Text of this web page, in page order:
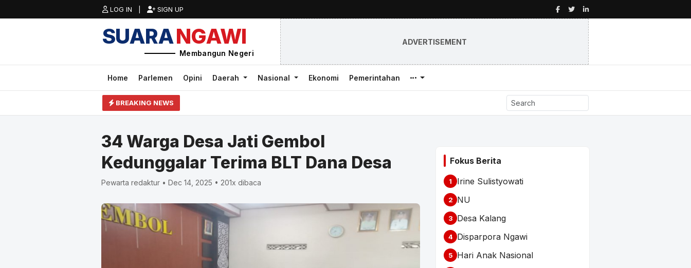
LOG IN | SIGN UP
SUARANGAWI
Membangun Negeri
ADVERTISEMENT
Home Parlemen Opini Daerah Nasional Ekonomi Pemerintahan
BREAKING NEWS
34 Warga Desa Jati Gembol
Kedunggalar Terima BLT Dana Desa
Pewarta redaktur • Dec 14, 2025 • 201x dibaca
Fokus Berita
1 Irine Sulistyowati
2 NU
3 Desa Kalang
4 Disparpora Ngawi
5 Hari Anak Nasional